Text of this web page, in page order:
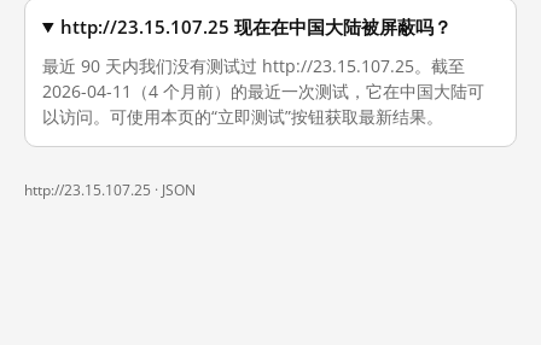
http://23.15.107.25 现在在中国大陆被屏蔽吗？
最近 90 天内我们没有测试过 http://23.15.107.25。截至
2026-04-11（4 个月前）的最近一次测试，它在中国大陆可
以访问。可使用本页的“立即测试”按钮获取最新结果。
http://23.15.107.25 · JSON